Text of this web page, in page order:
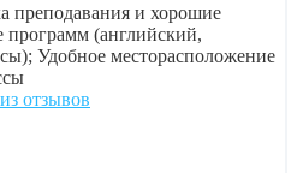
преподавания и хорошие
программ (английский,
Удобное месторасположение
отзывов